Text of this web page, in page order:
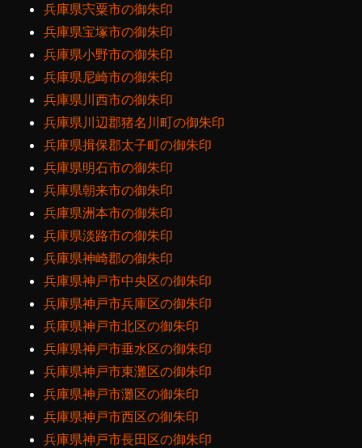
兵庫県宍粟市の御朱印
兵庫県宝塚市の御朱印
兵庫県小野市の御朱印
兵庫県尼崎市の御朱印
兵庫県川西市の御朱印
兵庫県川辺郡猪名川町の御朱印
兵庫県揖保郡太子町の御朱印
兵庫県明石市の御朱印
兵庫県朝来市の御朱印
兵庫県洲本市の御朱印
兵庫県淡路市の御朱印
兵庫県神崎郡の御朱印
兵庫県神戸市中央区の御朱印
兵庫県神戸市兵庫区の御朱印
兵庫県神戸市北区の御朱印
兵庫県神戸市垂水区の御朱印
兵庫県神戸市東灘区の御朱印
兵庫県神戸市灘区の御朱印
兵庫県神戸市西区の御朱印
兵庫県神戸市長田区の御朱印